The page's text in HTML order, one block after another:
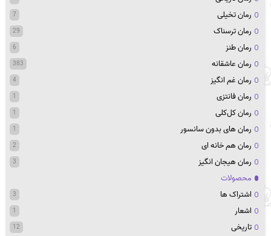
رمان تخیلی 7
رمان ترسناک 29
رمان طنز 6
رمان عاشقانه 383
رمان غم انگیز 4
رمان فانتزی 1
رمان کل‌کلی 1
رمان های بدون سانسور 1
رمان هم خانه ای 2
رمان هیجان انگیز 3
محصولات
اشتراک ها
3
اشعار 1
تاریخی 12